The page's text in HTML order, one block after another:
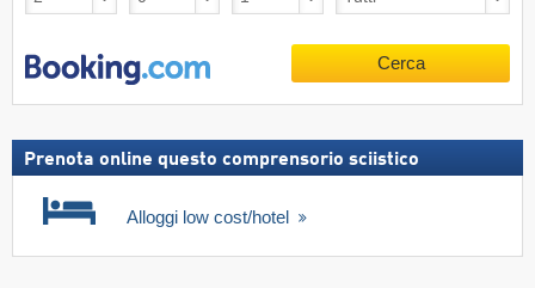
Cerca
Prenota online questo comprensorio sciistico
Alloggi low cost/hotel